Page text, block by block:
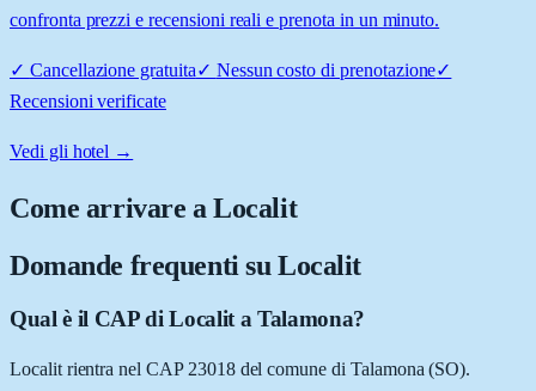
confronta prezzi e recensioni reali e prenota in un minuto.
✓ Cancellazione gratuita✓ Nessun costo di prenotazione✓
Recensioni verificate
Vedi gli hotel →
Come arrivare aLocalit
Domande frequenti su Localit
Qual è il CAP di Localit a Talamona?
Localit rientra nel CAP 23018 del comune di Talamona (SO).